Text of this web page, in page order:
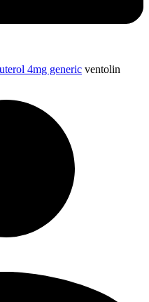
4mg generic ventolin